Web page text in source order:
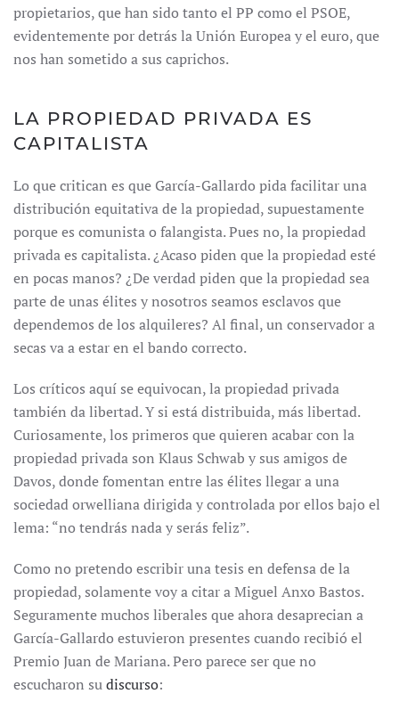
propietarios, que han sido tanto el PP como el PSOE,
evidentemente por detrás la Unión Europea y el euro, que
nos han sometido a sus caprichos.
LA PROPIEDAD PRIVADA ES
CAPITALISTA
Lo que critican es que García-Gallardo pida facilitar una
distribución equitativa de la propiedad, supuestamente
porque es comunista o falangista. Pues no, la propiedad
privada es capitalista. ¿Acaso piden que la propiedad esté
en pocas manos? ¿De verdad piden que la propiedad sea
parte de unas élites y nosotros seamos esclavos que
dependemos de los alquileres? Al final, un conservador a
secas va a estar en el bando correcto.
Los críticos aquí se equivocan, la propiedad privada
también da libertad. Y si está distribuida, más libertad.
Curiosamente, los primeros que quieren acabar con la
propiedad privada son Klaus Schwab y sus amigos de
Davos, donde fomentan entre las élites llegar a una
sociedad orwelliana dirigida y controlada por ellos bajo el
lema: “no tendrás nada y serás feliz”.
Como no pretendo escribir una tesis en defensa de la
propiedad, solamente voy a citar a Miguel Anxo Bastos.
Seguramente muchos liberales que ahora desaprecian a
García-Gallardo estuvieron presentes cuando recibió el
Premio Juan de Mariana. Pero parece ser que no
escucharon sudiscurso: